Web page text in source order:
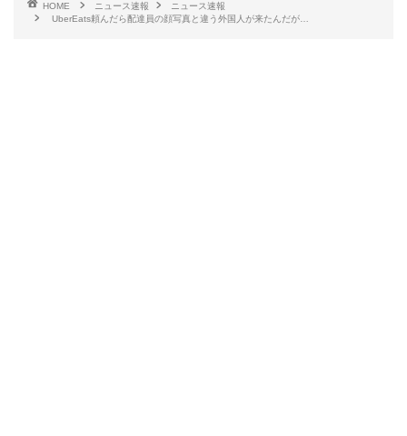
HOME ニュース速報
ニュース速報
UberEats頼んだら配達員の顔写真と違う外国人が来たんだが…